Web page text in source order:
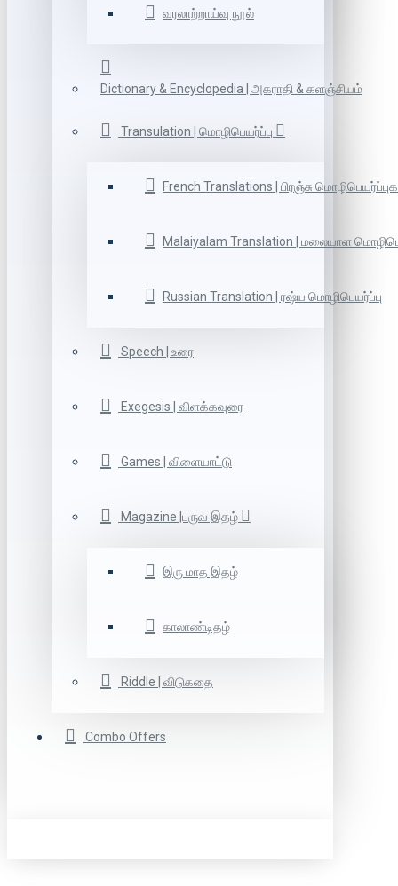
வரலாற்றாய்வு நூல்
Dictionary & Encyclopedia | அகராதி & களஞ்சியம்
Transulation | மொழிபெயர்ப்பு
French Translations | பிரஞ்சு
Malaiyalam Translation | மலையாள
Russian Translation | ரஷ்ய மொழிபெயர்ப்பு
Speech | உரை
Exegesis | விளக்கவுரை
Games | விளையாட்டு
Magazine |பருவ இதழ்
இரு மாத இதழ்
காலாண்டிதழ்
Riddle | விடுகதை
Combo Offers